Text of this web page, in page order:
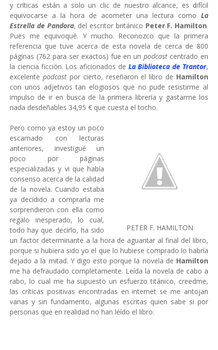
y críticas están a solo un clic de nuestro alcance, es difícil
equivocarse a la hora de acometer una lectura como La
Estrella de Pandora, del escritor británico Peter F. Hamilton.
Pues me equivoqué. Y mucho. Reconozco que la primera
referencia que tuve acerca de esta novela de cerca de 800
páginas (762 para ser exactos) fue en unpodcast centrado en
la ciencia ficción. Los aficionados de La Biblioteca de Trantor,
excelente podcastpor cierto, reseñaron el libro de Hamilton
con unos adjetivos tan elogiosos que no pude resistirme al
impulso de ir en busca de la primera librería y gastarme los
nada desdeñables 34,95 € que cuesta el tocho.
PETER F. HAMILTON
Pero como ya estoy un poco
escamado con lecturas
anteriores, investigué un
poco por páginas
especializadas y vi que había
consenso acerca de la calidad
de la novela. Cuando estaba
ya decidido a comprarla me
sorprendieron con ella como
regalo inesperado, lo cual,
todo hay que decirlo, ha sido
un factor determinante a la hora de aguantar al final del libro,
porque si hubiera sido yo el que lo hubiese comprado lo habría
dejado a la mitad. Y digo esto porque la novela de Hamilton
me ha defraudado completamente. Leída la novela de cabo a
rabo, lo cual me ha supuesto un esfuerzo titánico, creedme,
las críticas positivas encontradas en internet se me antojan
vanas y sin fundamento, algunas escritas quien sabe si por
personas que en realidad no han leído el libro.